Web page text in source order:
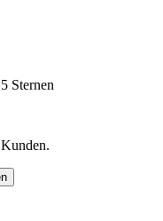
Sternen